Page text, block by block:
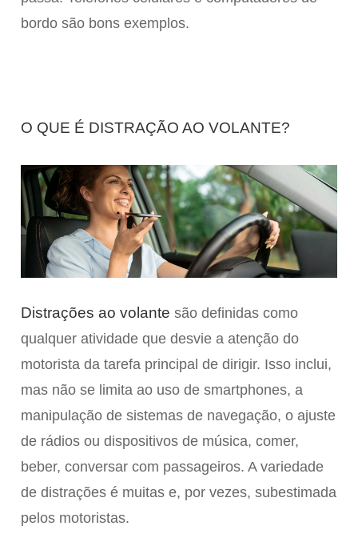
bordo são bons exemplos.
O QUE É DISTRAÇÃO AO VOLANTE?
Distrações ao volante são definidas como
qualquer atividade que desvie a atenção do
motorista da tarefa principal de dirigir. Isso inclui,
mas não se limita ao uso de smartphones, a
manipulação de sistemas de navegação, o ajuste
de rádios ou dispositivos de música, comer,
beber, conversar com passageiros. A variedade
de distrações é muitas e, por vezes, subestimada
pelos motoristas.